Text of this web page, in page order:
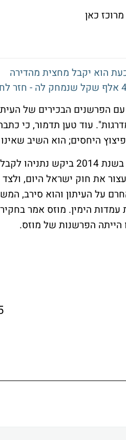
מרוכז כאן
עם הפרשנים הבכירים של
עוד טען תדמור, כי
היחסים; הוא השיב שאינו
תדמור טען, כי בשיחותיו עם
את חוק ישראל היום,
על העיתון והוא סירב,
הימין. מוזס אמר
הייתה הפרשנות של מוזס.
5